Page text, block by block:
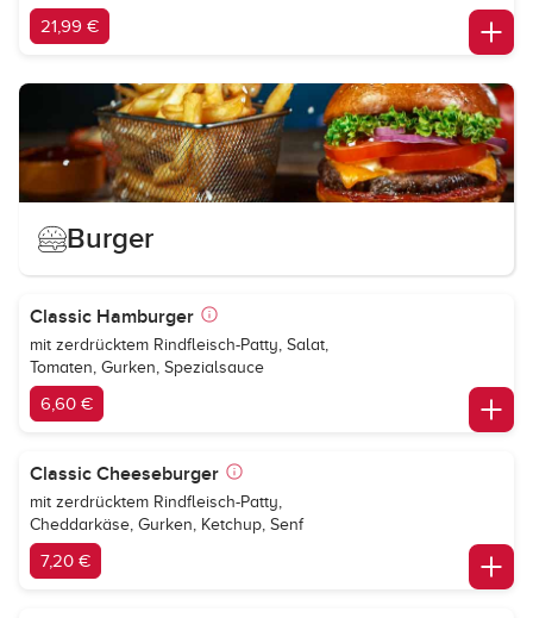
21,99 €
Burger
Classic Hamburger
mit zerdrücktem Rindfleisch-Patty, Salat,
Tomaten, Gurken, Spezialsauce
6,60 €
Classic Cheeseburger
mit zerdrücktem Rindfleisch-Patty,
Cheddarkäse, Gurken, Ketchup, Senf
7,20 €